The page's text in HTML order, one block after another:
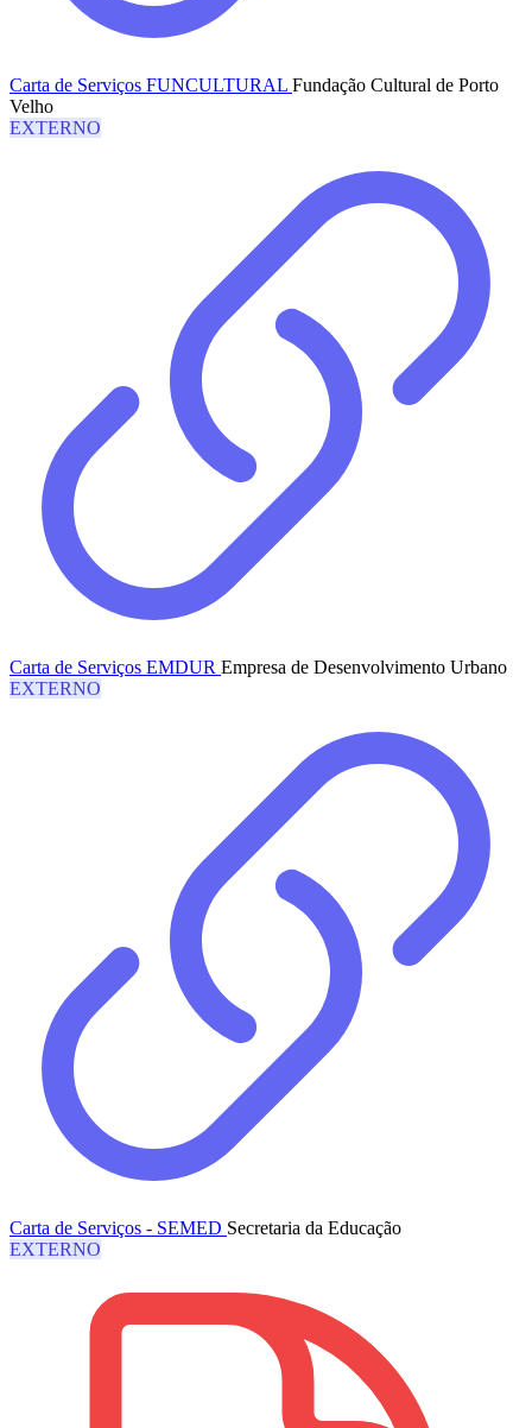
Carta de Serviços FUNCULTURAL Fundação Cultural de Porto
Velho
EXTERNO
Carta de Serviços EMDUR Empresa de Desenvolvimento Urbano
EXTERNO
Carta de Serviços - SEMED Secretaria da Educação
EXTERNO